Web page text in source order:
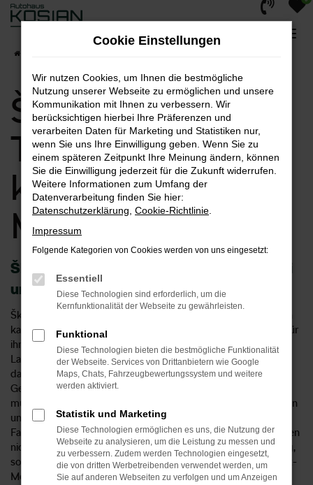
Zum
springen
Škoda
Tageszulassung
kaufen für
Menden
Škoda Gebrauchtwagen für Menden – bei
uns mit Sicherheit kaufen
Škoda Gebrauchtwagen sind aus dem Stadtbild von Menden
kaum wegzudenken. Die Fahrzeuge dieses Herstellers sind für
ihre exzellente Qualität bekannt und zeichnen sich durch
Langlebigkeit aus. Wir vom Autohaus Kosian sorgen dafür,
dass Sie ganz sicher und vertrauensvoll in einen Škoda
Gebrauchtwagen einsteigen und keinerlei Mängel hinnehmen
müssen. Unser Unternehmen ist seit 1947 auch für Kundinnen
und Kunden aus Menden und Umgebung tätig und als
Familienbetrieb fest mit der Region verbunden. Sie profitieren
nicht nur von einem vertrauensvollen und integeren Umgang,
sondern auch von den vielfältigen Möglichkeiten unserer Kfz-
Meisterwerkstatt. Erstklassigkeit ist bei uns garantiert.
Cookie Einstellungen
Wir nutzen Cookies, um Ihnen die bestmögliche
Nutzung unserer Webseite zu ermöglichen und unsere
Kommunikation mit Ihnen zu verbessern. Wir
berücksichtigen hierbei Ihre Präferenzen und
verarbeiten Daten für Marketing und Statistiken nur,
wenn Sie uns Ihre Einwilligung geben. Wenn Sie zu
einem späteren Zeitpunkt Ihre Meinung ändern, können
Sie die Einwilligung jederzeit für die Zukunft widerrufen.
Weitere Informationen zum Umfang der
Datenverarbeitung finden Sie hier:
Datenschutzerklärung Cookie-Richtlinie
Impressum
Folgende Kategorien von Cookies werden von uns eingesetzt:
Essentiell
Diese Technologien sind erforderlich, um die
Kernfunktionalität der Webseite zu gewährleisten.
Funktional
Diese Technologien bieten die bestmögliche Funktionalität
der Webseite. Services von Drittanbietern wie Google
Maps, Chats, Fahrzeugbewertungssystem und weitere
werden aktiviert.
Statistik und Marketing
Diese Technologien ermöglichen es uns, die Nutzung der
Webseite zu analysieren, um die Leistung zu messen und
zu verbessern. Zudem werden Technologien eingesetzt,
die von dritten Werbetreibenden verwendet werden, um
Sie auf anderen Webseiten zu verfolgen und um Anzeigen